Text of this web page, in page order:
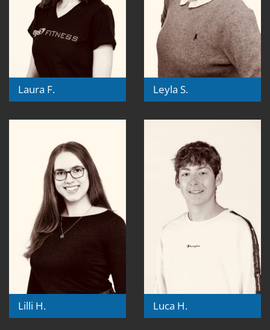
Laura F. Leyla S.
Lilli H. Luca H.